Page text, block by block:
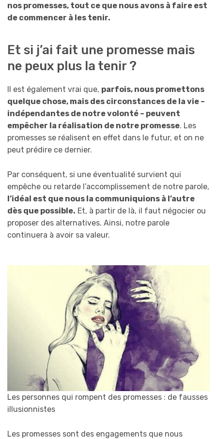
nos promesses, tout ce que nous avons à faire est
de commencer à les tenir.
Et si j’ai fait une promesse mais
ne peux plus la tenir ?
Il est également vrai que, parfois, nous promettons
quelque chose, mais des circonstances de la vie –
indépendantes de notre volonté – peuvent
empêcher la réalisation de notre promesse. Les
promesses se réalisent en effet dans le futur, et on ne
peut prédire ce dernier.
Par conséquent, si une éventualité survient qui
empêche ou retarde l’accomplissement de notre parole,
l’idéal est que nous la communiquions à l’autre
dès que possible. Et, à partir de là, il faut négocier ou
proposer des alternatives. Ainsi, notre parole
continuera à avoir sa valeur.
Les personnes qui rompent des promesses : de fausses
illusionnistes
Les promesses sont des engagements que nous